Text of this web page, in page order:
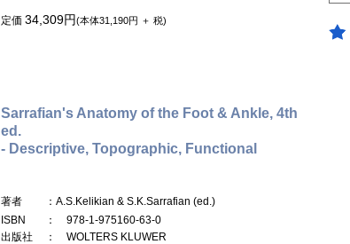
定価 34,309円(本体31,190円 ＋ 税)
Sarrafian's Anatomy of the Foot & Ankle, 4th
ed.
- Descriptive, Topographic, Functional
著者
：A.S.Kelikian & S.K.Sarrafian (ed.)
ISBN
： 978-1-975160-63-0
出版社
： WOLTERS KLUWER